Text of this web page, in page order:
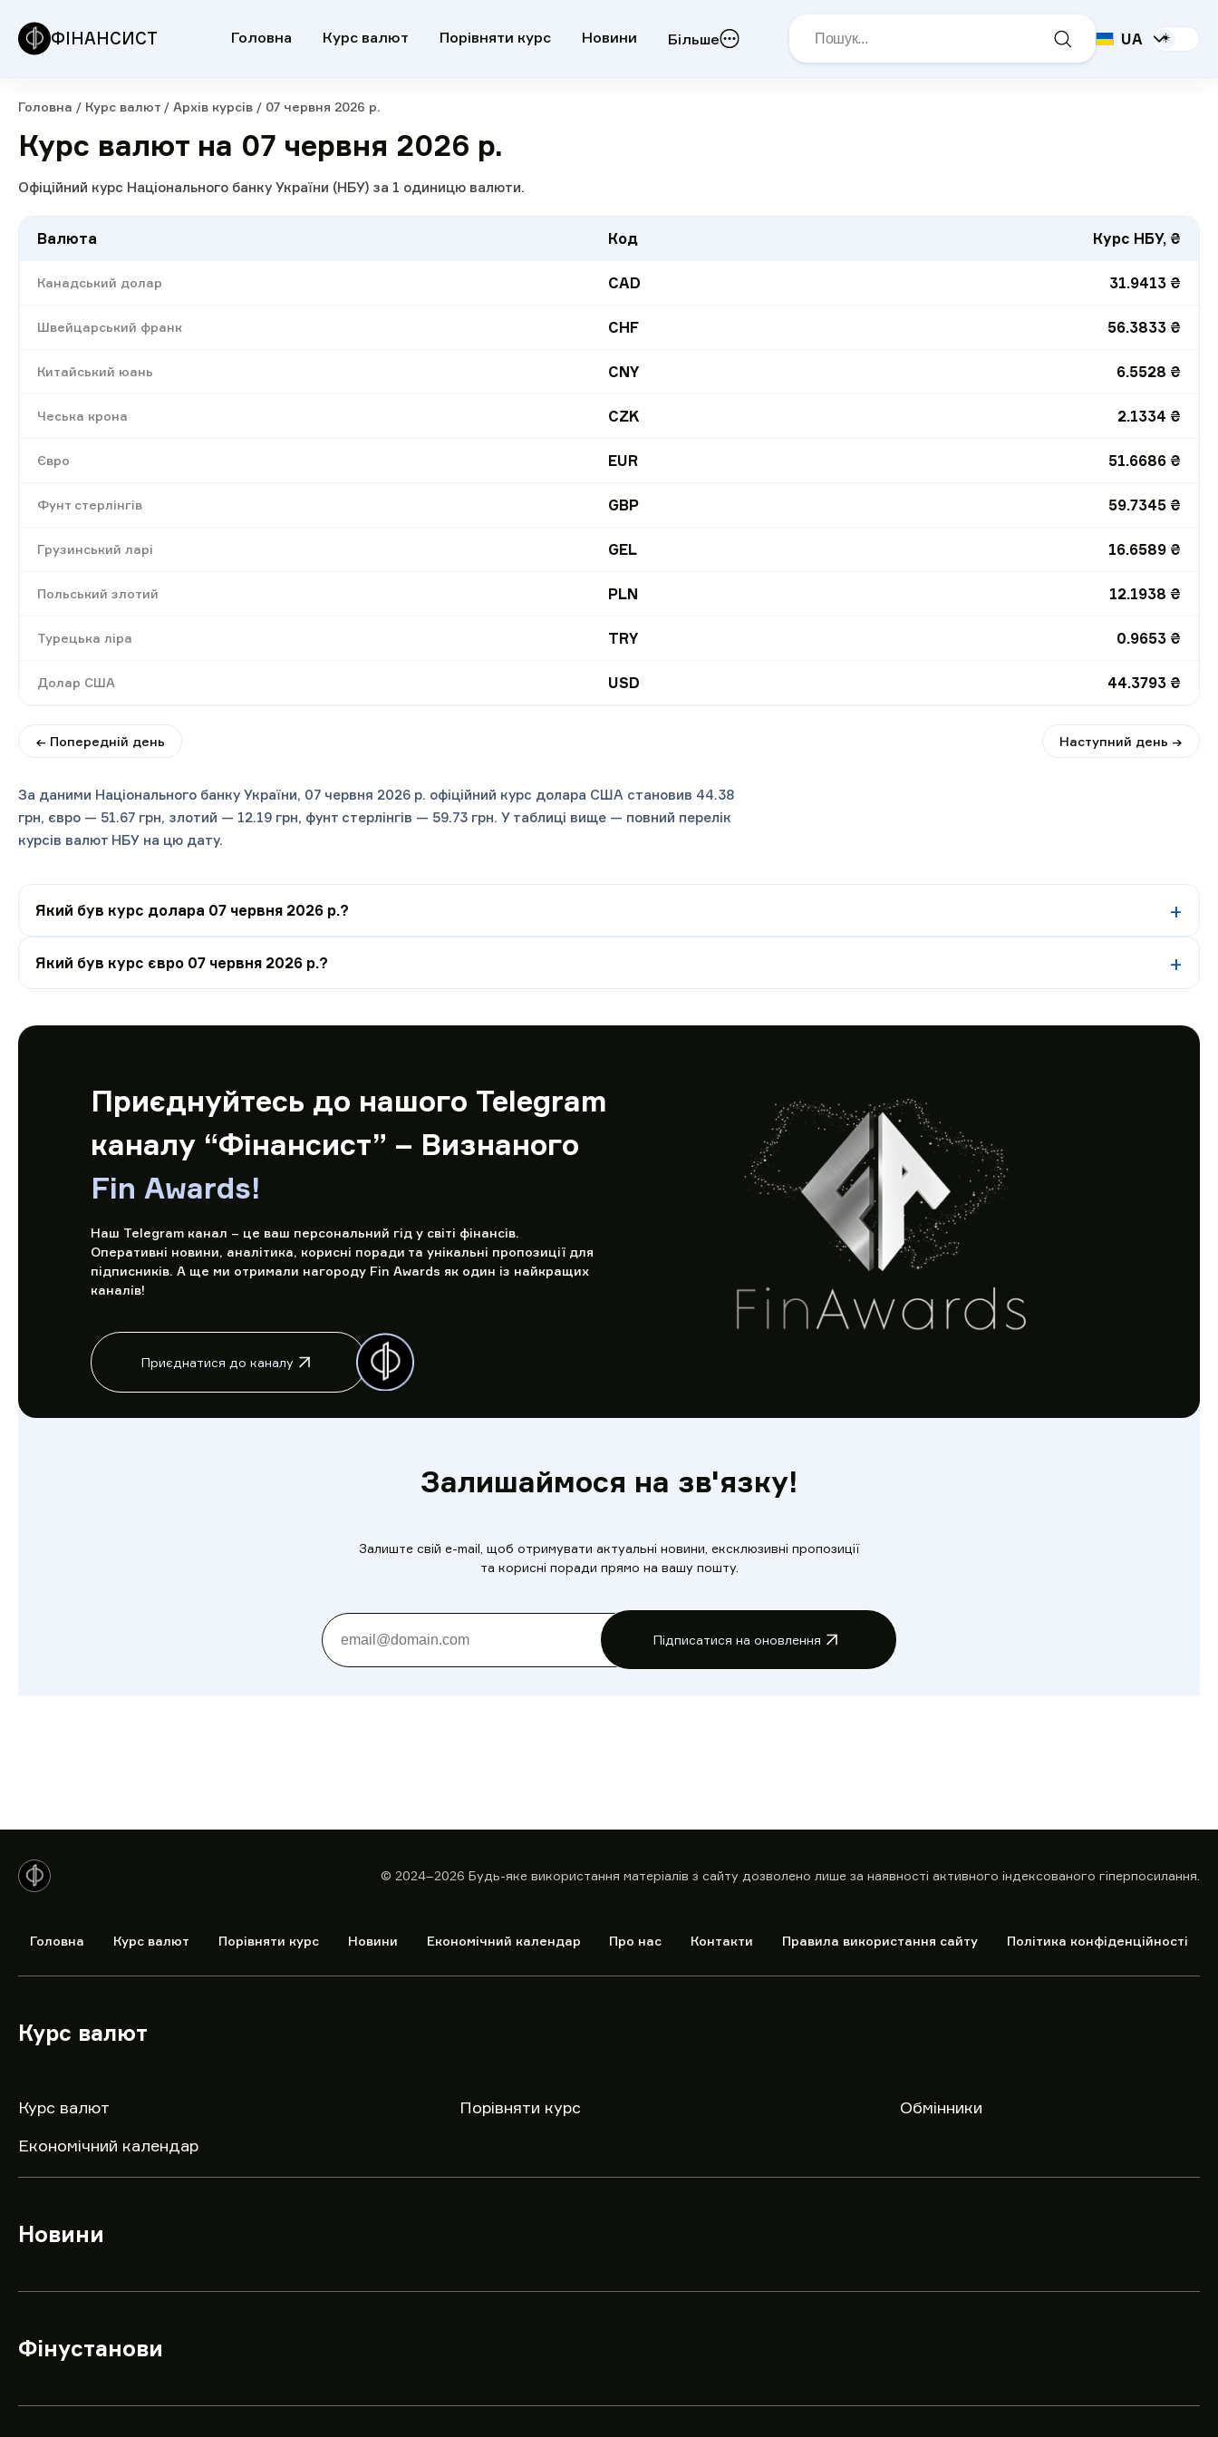
Головна Курс валют Порівняти курс Новини Більше
ФІНАНСИСТ UA ☀️
Головна / Курс валют / Архів курсів / 07 червня 2026 р.
Курс валют на 07 червня 2026 р.
Офіційний курс Національного банку України (НБУ) за 1 одиницю валюти.
Валюта Код Курс НБУ, ₴
Канадський долар CAD 31.9413 ₴
Швейцарський франк CHF 56.3833 ₴
Китайський юань CNY 6.5528 ₴
Чеська крона CZK 2.1334 ₴
Євро EUR 51.6686 ₴
Фунт стерлінгів GBP 59.7345 ₴
Грузинський ларі GEL 16.6589 ₴
Польський злотий PLN 12.1938 ₴
Турецька ліра TRY 0.9653 ₴
Долар США USD 44.3793 ₴
← Попередній день Наступний день →
За даними Національного банку України, 07 червня 2026 р. офіційний курс долара США становив 44.38
грн, євро — 51.67 грн, злотий — 12.19 грн, фунт стерлінгів — 59.73 грн. У таблиці вище — повний перелік
курсів валют НБУ на цю дату.
Який був курс долара 07 червня 2026 р.?
Який був курс євро 07 червня 2026 р.?
Приєднуйтесь до нашого Telegram
каналу “Фінансист” – Визнаного
Fin Awards!
Наш Telegram канал – це ваш персональний гід у світі фінансів.
Оперативні новини, аналітика, корисні поради та унікальні пропозиції для
підписників. А ще ми отримали нагороду Fin Awards як один із найкращих
каналів!
Приєднатися до каналу
Залишаймося на зв'язку!
Залиште свій e-mail, щоб отримувати актуальні новини, ексклюзивні пропозиції
та корисні поради прямо на вашу пошту.
Підписатися на оновлення
© 2024–2026 Будь-яке використання матеріалів з сайту дозволено лише за наявності активного індексованого гіперпосилання.
Головна Курс валют Порівняти курс Новини Економічний календар Про нас Контакти Правила використання сайту Політика конфіденційності
Курс валют
Курс валют Порівняти курс
Обмінники
Економічний календар
Новини
Фінустанови